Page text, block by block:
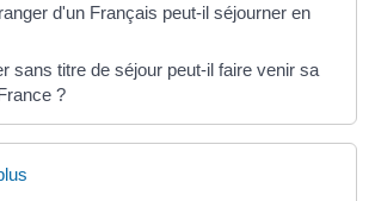
d'un Français peut-il séjourner en
sans titre de séjour peut-il faire venir sa
?